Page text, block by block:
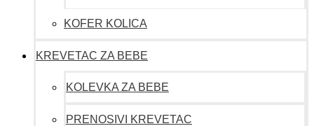
KOFER KOLICA
KREVETAC ZA BEBE
KOLEVKA ZA BEBE
PRENOSIVI KREVETAC